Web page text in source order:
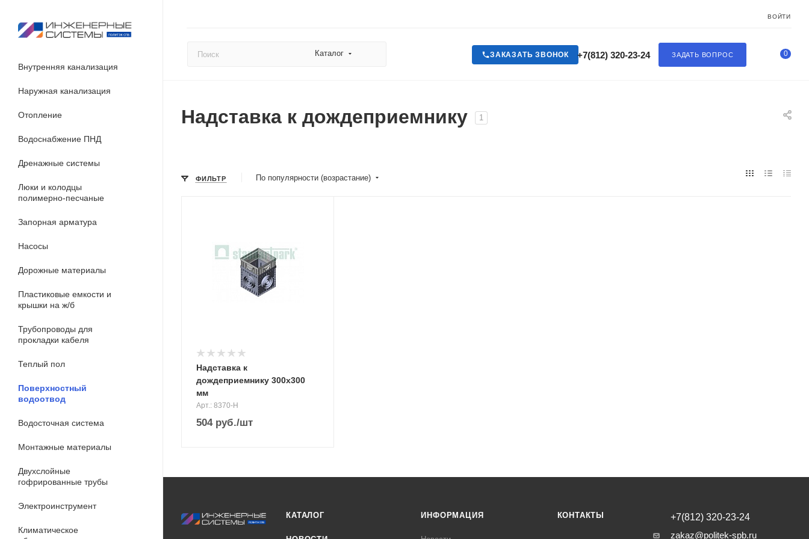
ВОЙТИ
Каталог ЗАДАТЬ ВОПРОС
+7(812) 320-23-24
ЗАКАЗАТЬ ЗВОНОК 0
Внутренняя канализация
Наружная канализация
Отопление
Водоснабжение ПНД
Дренажные системы
Люки и колодцы
полимерно-песчаные
Запорная арматура
Насосы
Дорожные материалы
Пластиковые емкости и
крышки на ж/б
Трубопроводы для
прокладки кабеля
Теплый пол
Поверхностный
водоотвод
Водосточная система
Монтажные материалы
Двухслойные
гофрированные трубы
Электроинструмент
Климатическое
Надставка к дождеприемнику 1
ФИЛЬТР По популярности (возрастание)
Надставка к
дождеприемнику 300х300
мм
Арт.: 8370-Н
504руб./шт
КАТАЛОГ ИНФОРМАЦИЯ КОНТАКТЫ
+7(812) 320-23-24
zakaz@politek-spb.ru